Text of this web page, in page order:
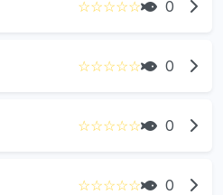
☆☆☆☆☆ 0
☆☆☆☆☆ 0
☆☆☆☆☆ 0
☆☆☆☆☆ 0